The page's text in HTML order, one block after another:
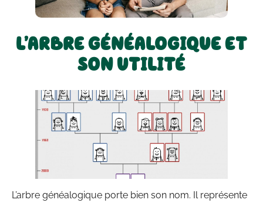
L’ARBRE GÉNÉALOGIQUE ET
SON UTILITÉ
L’arbre généalogique porte bien son nom. Il représente